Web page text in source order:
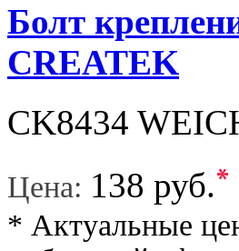
Болт
CREATEK
CK8434
Цена: 138 руб.*
* Актуальные